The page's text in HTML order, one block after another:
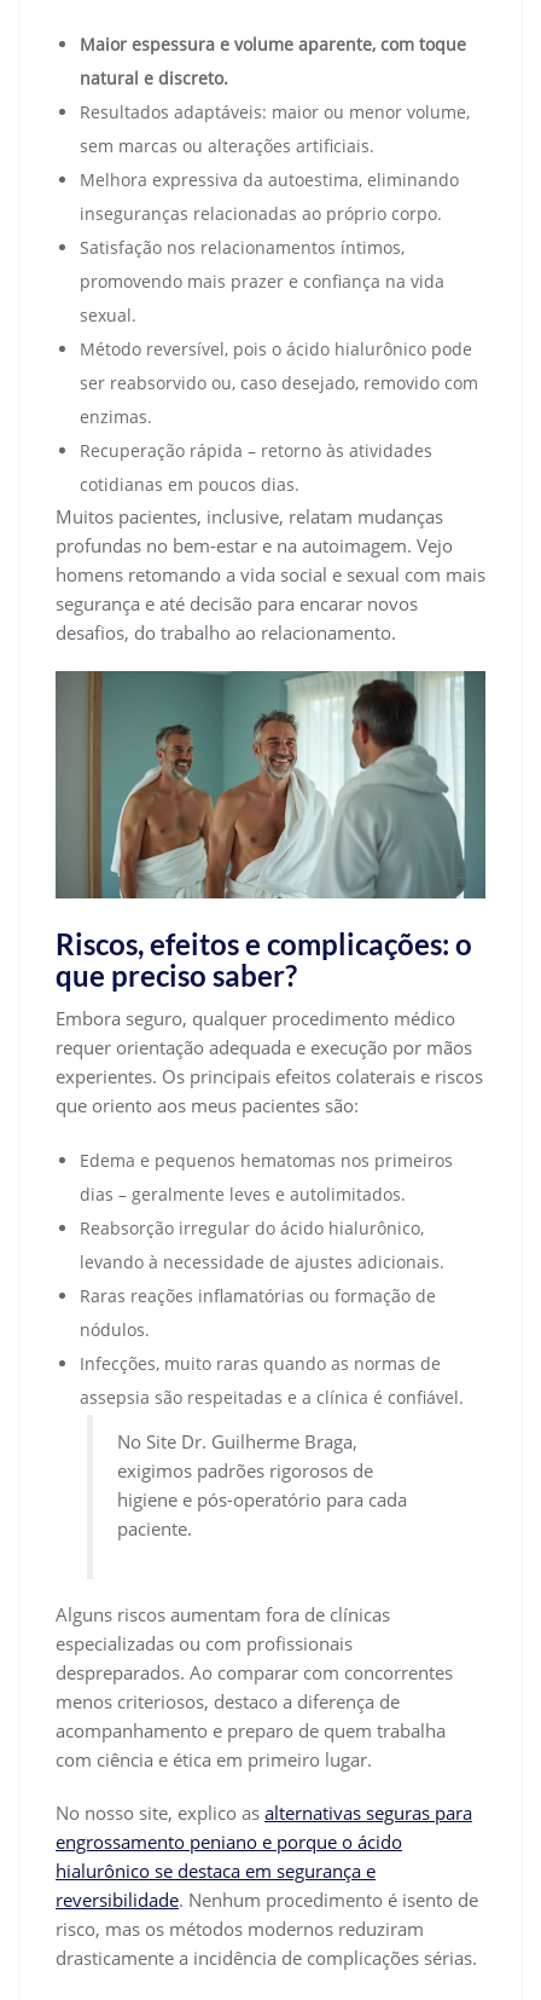
Maior espessura e volume aparente, com toque
natural e discreto.
Resultados adaptáveis: maior ou menor volume,
sem marcas ou alterações artificiais.
Melhora expressiva da autoestima, eliminando
inseguranças relacionadas ao próprio corpo.
Satisfação nos relacionamentos íntimos,
promovendo mais prazer e confiança na vida
sexual.
Método reversível, pois o ácido hialurônico pode
ser reabsorvido ou, caso desejado, removido com
enzimas.
Recuperação rápida – retorno às atividades
cotidianas em poucos dias.
Muitos pacientes, inclusive, relatam mudanças
profundas no bem-estar e na autoimagem. Vejo
homens retomando a vida social e sexual com mais
segurança e até decisão para encarar novos
desafios, do trabalho ao relacionamento.
Riscos, efeitos e complicações: o
que preciso saber?
Embora seguro, qualquer procedimento médico
requer orientação adequada e execução por mãos
experientes. Os principais efeitos colaterais e riscos
que oriento aos meus pacientes são:
Edema e pequenos hematomas nos primeiros
dias – geralmente leves e autolimitados.
Reabsorção irregular do ácido hialurônico,
levando à necessidade de ajustes adicionais.
Raras reações inflamatórias ou formação de
nódulos.
Infecções, muito raras quando as normas de
assepsia são respeitadas e a clínica é confiável.
No Site Dr. Guilherme Braga,
exigimos padrões rigorosos de
higiene e pós-operatório para cada
paciente.
Alguns riscos aumentam fora de clínicas
especializadas ou com profissionais
despreparados. Ao comparar com concorrentes
menos criteriosos, destaco a diferença de
acompanhamento e preparo de quem trabalha
com ciência e ética em primeiro lugar.
No nosso site, explico as alternativas seguras para
engrossamento peniano e porque o ácido
hialurônico se destaca em segurança e
reversibilidade. Nenhum procedimento é isento de
risco, mas os métodos modernos reduziram
drasticamente a incidência de complicações sérias.